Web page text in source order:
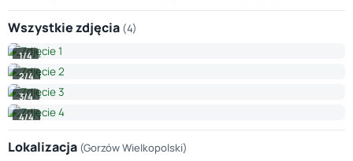
Wszystkie zdjęcia (4)
1/4
2/4
3/4
4/4
Lokalizacja (Gorzów Wielkopolski)